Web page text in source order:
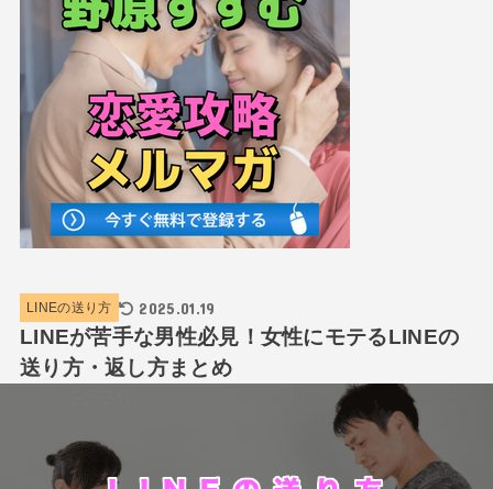
LINEの送り方 2025.01.19
LINEが苦手な男性必見！女性にモテるLINEの
送り方・返し方まとめ